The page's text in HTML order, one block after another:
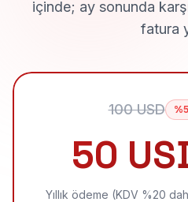
içinde; ay sonunda
fatura
100 USD
50
Yıllık ödeme (KDV %20